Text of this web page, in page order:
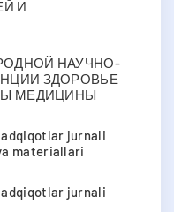
И
НАУЧНО-
ЗДОРОВЬЕ
МЕДИЦИНЫ
jurnali
materiallari
jurnali